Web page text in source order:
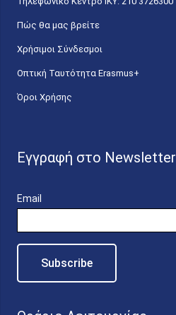
Πώς θα μας βρείτε
Χρήσιμοι Σύνδεσμοι
Οπτική Ταυτότητα Erasmus+
Όροι Χρήσης
Εγγραφή στο Newsletter
Email